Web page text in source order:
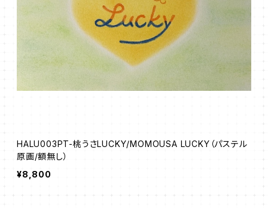
HALU003PT-桃うさLUCKY/MOMOUSA LUCKY（パステル
原画/額無し）
¥8,800